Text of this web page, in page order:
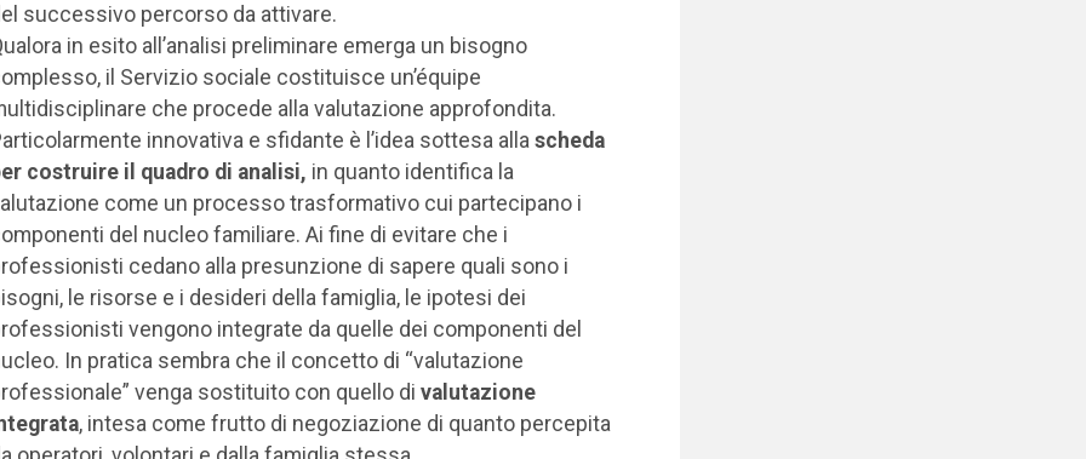
successivo percorso da attivare.
in esito all’analisi preliminare emerga un bisogno
il Servizio sociale costituisce un’équipe
che procede alla valutazione approfondita.
innovativa e sfidante è l’idea sottesa alla scheda
costruire il quadro di analisi, in quanto identifica la
come un processo trasformativo cui partecipano i
del nucleo familiare. Ai fine di evitare che i
cedano alla presunzione di sapere quali sono i
le risorse e i desideri della famiglia, le ipotesi dei
vengono integrate da quelle dei componenti del
In pratica sembra che il concetto di “valutazione
venga sostituito con quello di valutazione
, intesa come frutto di negoziazione di quanto percepita